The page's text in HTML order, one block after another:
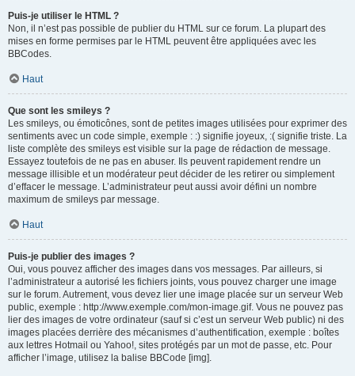
Puis-je utiliser le HTML ?
Non, il n’est pas possible de publier du HTML sur ce forum. La plupart des
mises en forme permises par le HTML peuvent être appliquées avec les
BBCodes.
Haut
Que sont les smileys ?
Les smileys, ou émoticônes, sont de petites images utilisées pour exprimer des
sentiments avec un code simple, exemple : :) signifie joyeux, :( signifie triste. La
liste complète des smileys est visible sur la page de rédaction de message.
Essayez toutefois de ne pas en abuser. Ils peuvent rapidement rendre un
message illisible et un modérateur peut décider de les retirer ou simplement
d’effacer le message. L’administrateur peut aussi avoir défini un nombre
maximum de smileys par message.
Haut
Puis-je publier des images ?
Oui, vous pouvez afficher des images dans vos messages. Par ailleurs, si
l’administrateur a autorisé les fichiers joints, vous pouvez charger une image
sur le forum. Autrement, vous devez lier une image placée sur un serveur Web
public, exemple : http://www.exemple.com/mon-image.gif. Vous ne pouvez pas
lier des images de votre ordinateur (sauf si c’est un serveur Web public) ni des
images placées derrière des mécanismes d’authentification, exemple : boîtes
aux lettres Hotmail ou Yahoo!, sites protégés par un mot de passe, etc. Pour
afficher l’image, utilisez la balise BBCode [img].